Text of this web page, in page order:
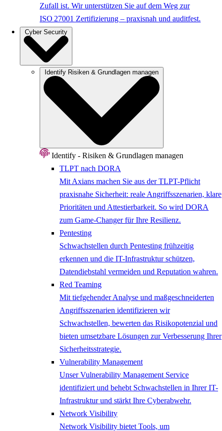
Zufall ist. Wir unterstützen Sie auf dem Weg zur
ISO 27001 Zertifizierung – praxisnah und auditfest.
Cyber Security
Identify Risiken & Grundlagen managen
Identify - Risiken & Grundlagen managen
TLPT nach DORA
Mit Axians machen Sie aus der TLPT-Pflicht
praxisnahe Sicherheit: reale Angriffsszenarien, klare
Prioritäten und Attestierbarkeit. So wird DORA
zum Game-Changer für Ihre Resilienz.
Pentesting
Schwachstellen durch Pentesting frühzeitig
erkennen und die IT-Infrastruktur schützen,
Datendiebstahl vermeiden und Reputation wahren.
Red Teaming
Mit tiefgehender Analyse und maßgeschneiderten
Angriffsszenarien identifizieren wir
Schwachstellen, bewerten das Risikopotenzial und
bieten umsetzbare Lösungen zur Verbesserung Ihrer
Sicherheitsstrategie.
Vulnerability Management
Unser Vulnerability Management Service
identifiziert und behebt Schwachstellen in Ihrer IT-
Infrastruktur und stärkt Ihre Cyberabwehr.
Network ​Visibility
Network Visibility bietet Tools, um